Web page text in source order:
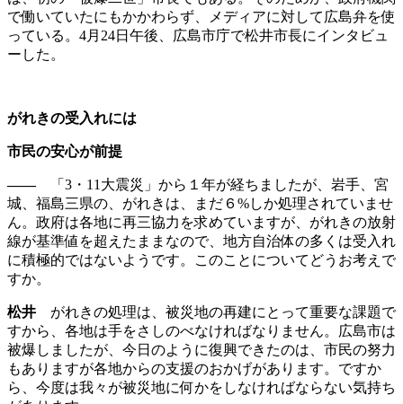
で働いていたにもかかわらず、メディアに対して広島弁を使
っている。4月24日午後、広島市庁で松井市長にインタビュ
ーした。
がれきの受入れには
市民の安心が前提
――「3・11大震災」から１年が経ちましたが、岩手、宮
城、福島三県の、がれきは、まだ６%しか処理されていませ
ん。政府は各地に再三協力を求めていますが、がれきの放射
線が基準値を超えたままなので、地方自治体の多くは受入れ
に積極的ではないようです。このことについてどうお考えで
すか。
松井 がれきの処理は、被災地の再建にとって重要な課題で
すから、各地は手をさしのべなければなりません。広島市は
被爆しましたが、今日のように復興できたのは、市民の努力
もありますが各地からの支援のおかげがあります。ですか
ら、今度は我々が被災地に何かをしなければならない気持ち